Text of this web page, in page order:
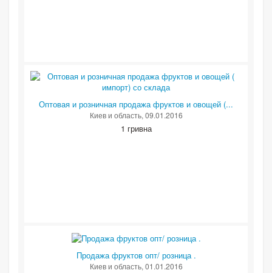
Оптовая и розничная продажа фруктов и овощей (...
Киев и область, 09.01.2016
1 гривна
Продажа фруктов опт/ розница .
Киев и область, 01.01.2016